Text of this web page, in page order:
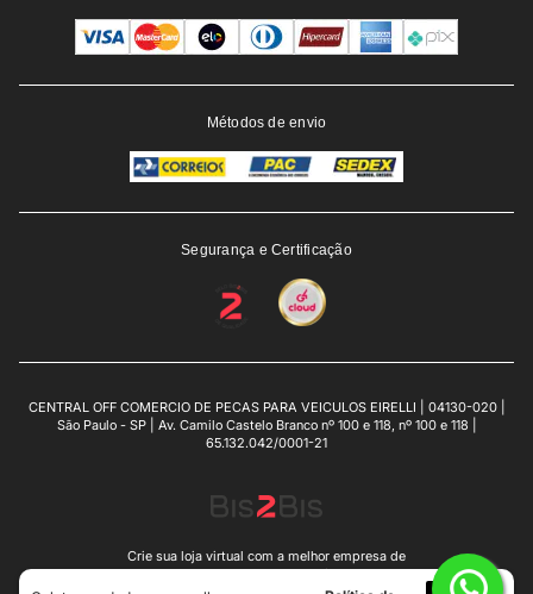
Métodos de envio
Segurança e Certificação
CENTRAL OFF COMERCIO DE PECAS PARA VEICULOS EIRELLI | 04130-020 |
São Paulo - SP | Av. Camilo Castelo Branco nº 100 e 118, nº 100 e 118 |
65.132.042/0001-21
Crie sua loja virtual com a melhor empresa de
e-commerce do Brasil.